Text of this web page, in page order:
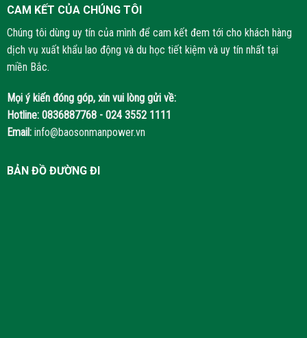
CAM KẾT CỦA CHÚNG TÔI
Chúng tôi dùng uy tín của mình để cam kết đem tới cho khách hàng
dịch vụ xuất khẩu lao động và du học tiết kiệm và uy tín nhất tại
miền Bắc.
Mọi ý kiến đóng góp, xin vui lòng gửi về:
Hotline: 0836887768 - 024 3552 1111
Email: info@baosonmanpower.vn
BẢN ĐỒ ĐƯỜNG ĐI